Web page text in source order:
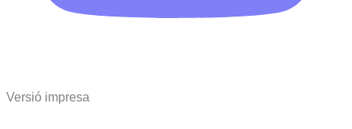
Versió impresa